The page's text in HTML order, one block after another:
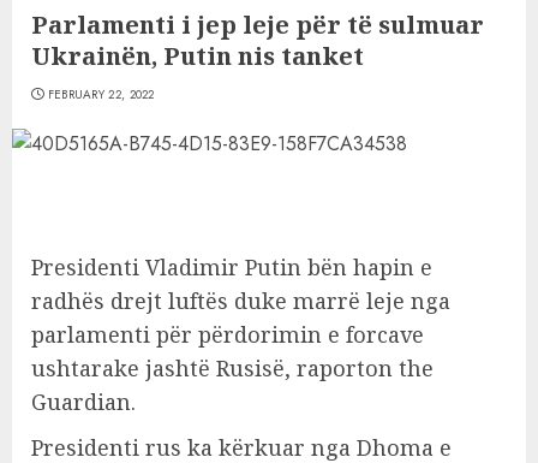
Parlamenti i jep leje për të sulmuar
Ukrainën, Putin nis tanket
FEBRUARY 22, 2022
Presidenti Vladimir Putin bën hapin e
radhës drejt luftës duke marrë leje nga
parlamenti për përdorimin e forcave
ushtarake jashtë Rusisë, raporton the
Guardian.
Presidenti rus ka kërkuar nga Dhoma e